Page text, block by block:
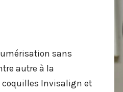
sans
autre à la
Invisalign et